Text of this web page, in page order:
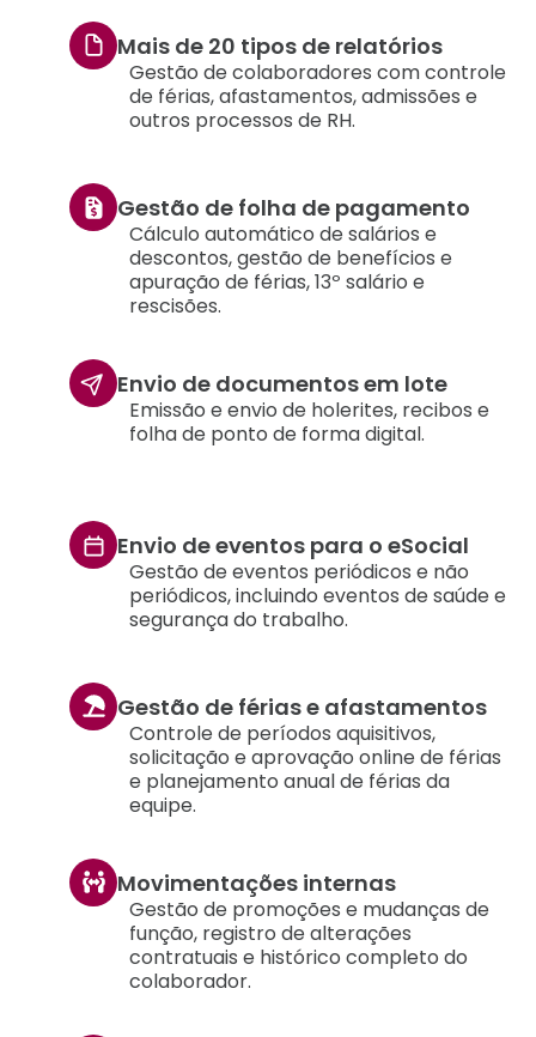
Mais de 20 tipos de relatórios
Gestão de colaboradores com controle
de férias, afastamentos, admissões e
outros processos de RH.
Gestão de folha de pagamento
Cálculo automático de salários e
descontos, gestão de benefícios e
apuração de férias, 13º salário e
rescisões.
Envio de documentos em lote
Emissão e envio de holerites, recibos e
folha de ponto de forma digital.
Envio de eventos para o eSocial
Gestão de eventos periódicos e não
periódicos, incluindo eventos de saúde e
segurança do trabalho.
Gestão de férias e afastamentos
Controle de períodos aquisitivos,
solicitação e aprovação online de férias
e planejamento anual de férias da
equipe.
Movimentações internas
Gestão de promoções e mudanças de
função, registro de alterações
contratuais e histórico completo do
colaborador.